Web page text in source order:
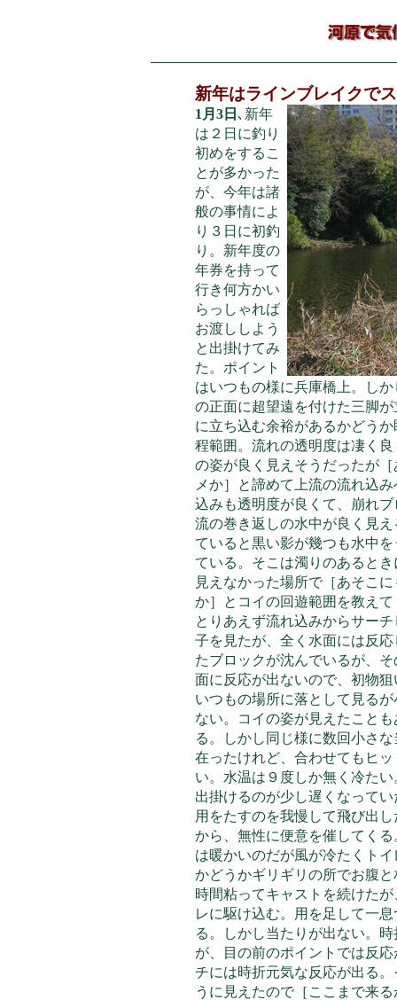
新年はラインブレイクで
1月3日 ､新年
は２日に釣り
初めをするこ
とが多かった
が、今年は諸
般の事情によ
り３日に初釣
り。新年度の
年券を持って
行き何方かい
らっしゃれば
お渡ししよう
と出掛けてみ
た。ポイント
はいつもの様に兵庫橋上。し
の正面に超望遠を付けた三脚
に立ち込む余裕があるかどう
程範囲。流れの透明度は凄く
の姿が良 く見えそうだったが
メか］と諦めて上流の流れ込
込みも透明度が良くて、崩れブ
流の巻き返しの水中が良く見え
ていると黒い影が幾つも水中を
ている。そこは濁りのあるとき
見えなかった場所で［あそこ
か］とコイの回遊範囲を教えて
とりあえず流れ込みからサー
子を見たが、全く水面には反
たブロックが沈んでいるが、
面に反応が出ないので、初物
いつもの場所に落として見る
ない。コイの姿が見えたこと
る。しかし同じ様に数回小さ
在ったけれど、合わせてもヒッ
い。水温は９度しか無く冷た
出掛けるのが少し遅くなって
用をたすのを我慢して飛び出
から、無性に便意を催してくる
は暖かいのだが風が冷たくト
かどうかギリギリの所でお腹と
時間粘ってキャストを続けた
レに駆け込む。用を足して一
る。しかし当たりが出ない。
が、目の前のポイントでは反
チには時折元気な反応が出る
うに見えたので［ここま で来